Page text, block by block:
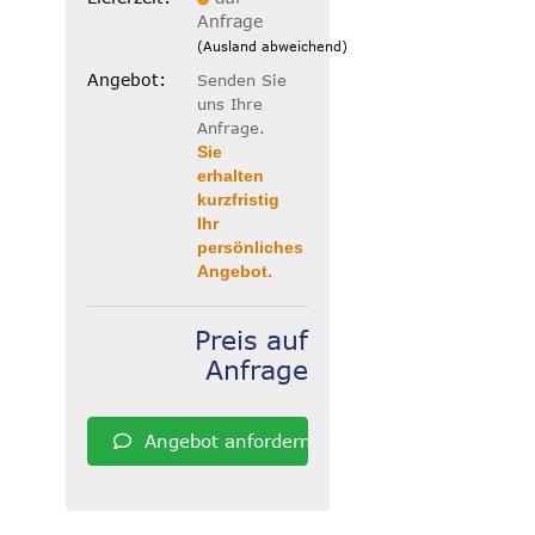
Anfrage
(Ausland abweichend)
Angebot:
Senden Sie
uns Ihre
Anfrage.
Sie
erhalten
kurzfristig
Ihr
persönliches
Angebot.
Preis auf
Anfrage
Angebot anfordern